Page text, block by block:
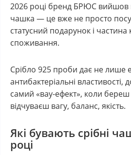
2026 році бренд БРЮС вийшов
чашка — це вже не просто
статусний подарунок і частина
споживання.
Срібло 925 проби дає не лише
антибактеріальні властивості,
самий «вау-ефект», коли береш
відчуваєш вагу, баланс, якість.
Які бувають срібні
році